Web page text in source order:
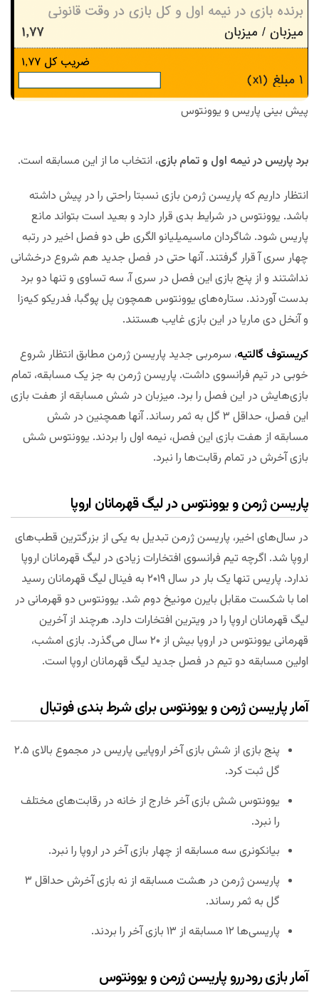
پیش بینی پاریس و یوونتوس
برد پاریس در نیمه اول و تمام بازی، انتخاب ما از این مسابقه است.
انتظار داریم که پاریسن ژرمن بازی نسبتا راحتی را در پیش داشته
باشد. یوونتوس در شرایط بدی قرار دارد و بعید است بتواند مانع
پاریس شود. شاگردان ماسیمیلیانو الگری طی دو فصل اخیر در رتبه
چهار سری آ قرار گرفتند. آنها حتی در فصل جدید هم شروع درخشانی
نداشتند و از پنج بازی این فصل در سری آ، سه تساوی و تنها دو برد
بدست آوردند. ستاره‌های یوونتوس همچون پل پوگبا، فدریکو کیه‌زا
و آنخل دی ماریا در این بازی غایب هستند.
کریستوف گالتیه، سرمربی جدید پاریسن ژرمن مطابق انتظار شروع
خوبی در تیم فرانسوی داشت. پاریسن ژرمن به جز یک مسابقه، تمام
بازی‌هایش در این فصل را برد. میزبان در شش مسابقه از هفت بازی
این فصل، حداقل ۳ گل به ثمر رساند. آنها همچنین در شش
مسابقه از هفت بازی این فصل، نیمه اول را بردند. یوونتوس شش
بازی آخرش در تمام رقابت‌ها را نبرد.
پاریسن ژرمن و یوونتوس در لیگ قهرمانان اروپا
در سال‌های اخیر، پاریسن ژرمن تبدیل به یکی از بزرگترین قطب‌های
اروپا شد. اگرچه تیم فرانسوی افتخارات زیادی در لیگ قهرمانان اروپا
ندارد. پاریس تنها یک بار در سال ۲۰۱۹ به فینال لیگ قهرمانان رسید
اما با شکست مقابل بایرن مونیخ دوم شد. یوونتوس دو قهرمانی در
لیگ قهرمانان اروپا را در ویترین افتخارات دارد. هرچند از آخرین
قهرمانی یوونتوس در اروپا بیش از ۲۰ سال می‌گذرد. بازی امشب،
اولین مسابقه دو تیم در فصل جدید لیگ قهرمانان اروپا است.
آمار پاریسن ژرمن و یوونتوس برای شرط بندی فوتبال
پنج بازی از شش بازی آخر اروپایی پاریس در مجموع بالای ۲.۵
گل ثبت کرد.
یوونتوس شش بازی آخر خارج از خانه در رقابت‌های مختلف
را نبرد.
بیانکونری سه مسابقه از چهار بازی آخر در اروپا را نبرد.
پاریسن ژرمن در هشت مسابقه از نه بازی آخرش حداقل ۳
گل به ثمر رساند.
پاریسی‌ها ۱۲ مسابقه از ۱۳ بازی آخر را بردند.
آمار بازی رودررو پاریسن ژرمن و یوونتوس